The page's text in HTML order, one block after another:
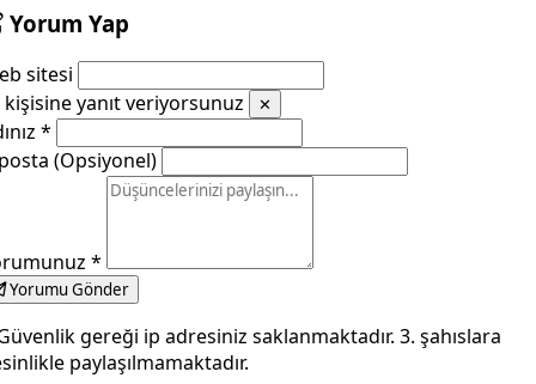
Yorum Yap
sitesi
kişisine yanıt veriyorsunuz
✕
*
(Opsiyonel)
*
Yorumu Gönder
gereği ip adresiniz saklanmaktadır. 3. şahıslara
paylaşılmamaktadır.